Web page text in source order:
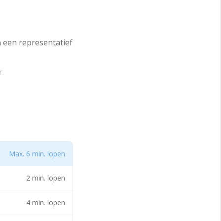
ons
een representatief
een
Max. 6 min. lopen
2 min. lopen
4 min. lopen